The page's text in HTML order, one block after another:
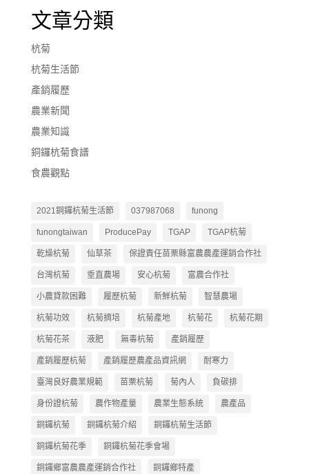
文章分類
杭菊
杭菊生活節
產銷履歷
農業新聞
農業知識
銅鑼杭菊食譜
食農觀點
2021銅鑼杭菊生活節 037987068 funong
funongtaiwan ProducePay TGAP TGAP杭菊
乾燥杭菊 仙草茶 保證責任苗栗縣富農農產運銷合作社
台灣杭菊 垂直農場 安心杭菊 富農合作社
小農貸款困難 履歷杭菊 新鮮杭菊 智慧農場
杭菊功效 杭菊摘培 杭菊產地 杭菊花 杭菊花期
杭菊花茶 液肥 無毒杭菊 產銷履歷
產銷履歷杭菊 產銷履歷農產品資訊網 耐寒力
臺灣良好農業規範 苗栗杭菊 菊內人 負碳排
身份證杭菊 農作物產量 農業生態系統 農產品
銅鑼杭菊 銅鑼杭菊介紹 銅鑼杭菊生活節
銅鑼杭菊花季 銅鑼杭菊花季會場
銅鑼鄉富農農產運銷合作社 銅鑼鄉特產